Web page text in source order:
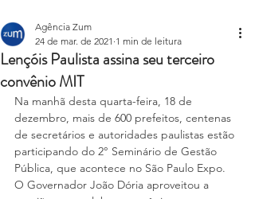
Lençóis Paulista assina seu terceiro
convênio MIT
Agência Zum
24 de mar. de 2021 1 min de leitura
Na manhã desta quarta-feira, 18 de
dezembro, mais de 600 prefeitos, centenas
de secretários e autoridades paulistas estão
participando do 2° Seminário de Gestão
Pública, que acontece no São Paulo Expo.
O Governador João Dória aproveitou a